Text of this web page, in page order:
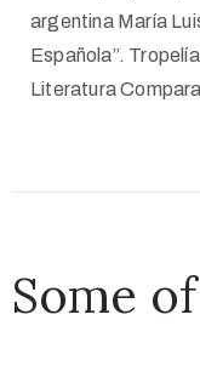
argentina María
Española”.
Literatura
Some